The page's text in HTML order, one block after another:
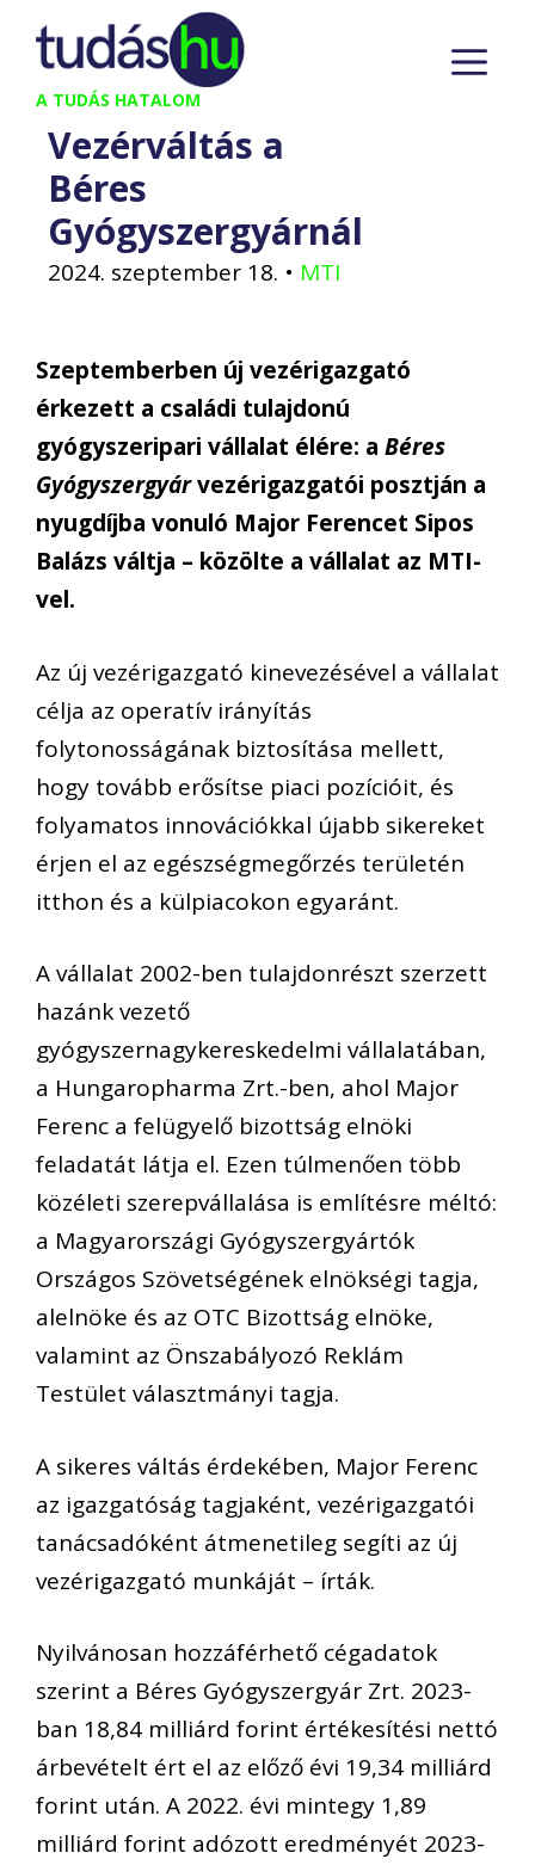
Kilépés
tartalomba
A TUDÁS HATALOM
Vezérváltás a
Béres
Gyógyszergyárnál
2024. szeptember 18. • MTI
Szeptemberben új vezérigazgató
érkezett a családi tulajdonú
gyógyszeripari vállalat élére: a Béres
Gyógyszergyárvezérigazgatói posztján a
nyugdíjba vonuló Major Ferencet Sipos
Balázs váltja – közölte a vállalat az MTI-
vel.
Az új vezérigazgató kinevezésével a vállalat
célja az operatív irányítás
folytonosságának biztosítása mellett,
hogy tovább erősítse piaci pozícióit, és
folyamatos innovációkkal újabb sikereket
érjen el az egészségmegőrzés területén
itthon és a külpiacokon egyaránt.
A vállalat 2002-ben tulajdonrészt szerzett
hazánk vezető
gyógyszernagykereskedelmi vállalatában,
a Hungaropharma Zrt.-ben, ahol Major
Ferenc a felügyelő bizottság elnöki
feladatát látja el. Ezen túlmenően több
közéleti szerepvállalása is említésre méltó:
a Magyarországi Gyógyszergyártók
Országos Szövetségének elnökségi tagja,
alelnöke és az OTC Bizottság elnöke,
valamint az Önszabályozó Reklám
Testület választmányi tagja.
A sikeres váltás érdekében, Major Ferenc
az igazgatóság tagjaként, vezérigazgatói
tanácsadóként átmenetileg segíti az új
vezérigazgató munkáját – írták.
Nyilvánosan hozzáférhető cégadatok
szerint a Béres Gyógyszergyár Zrt. 2023-
ban 18,84 milliárd forint értékesítési nettó
árbevételt ért el az előző évi 19,34 milliárd
forint után. A 2022. évi mintegy 1,89
milliárd forint adózott eredményét 2023-